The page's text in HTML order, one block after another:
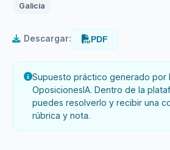
Galicia
Descargar: PDF
Supuesto práctico generado por
OposicionesIA. Dentro de la
puedes resolverlo y recibir una
rúbrica y nota.